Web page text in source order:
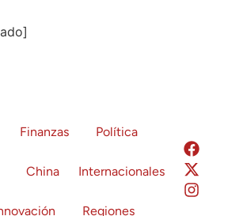
Finanzas Política
China Internacionales
Regiones